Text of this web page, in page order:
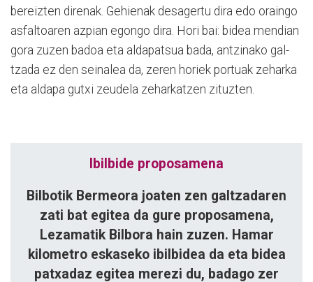
bereizten direnak. Gehienak desagertu dira edo orain­go
asfaltoaren azpian egongo dira. Hori bai: bidea mendian
gora zuzen ba­doa eta aldapatsua bada, antzinako gal­
tzada ez den seinalea da, zeren horiek portuak zeharka
eta aldapa gutxi zeudela zeharkatzen zituzten.
Ibilbide proposamena
Bilbotik Bermeora joaten zen gal­tzadaren
zati bat egitea da gure pro­posamena,
Lezamatik Bilbora hain zu­zen. Hamar
kilometro eskaseko ibilbidea da eta bidea
patxadaz egitea merezi du, badago zer